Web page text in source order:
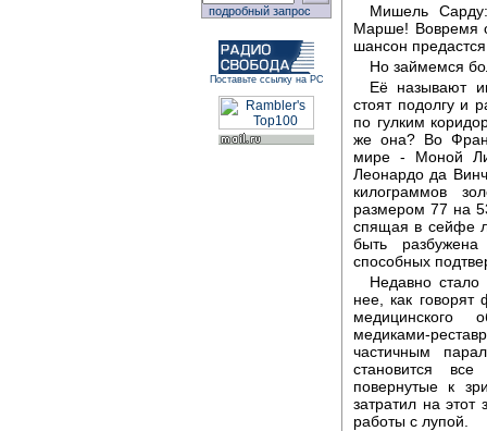
подробный запрос
Поставьте ссылку на РС
Мишель
Марше! Вовремя
шансон
Но займемся
Её называют
стоят подолгу и
по гулким
же она? Во
мире - Моной
Леонардо да
килограммов
размером 77 на
спящая в сейфе
быть
способных
Недавно стало
нее, как
медицинского
медиками-
частичным
становится
повернутые к
затратил на этот
работы с лупой.